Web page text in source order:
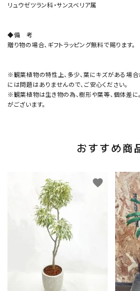
リュウゼツラン科・サンスベリア属
◆備 考
贈り物の場合、ギフトラッピング無料で賜ります。
※観葉植物の特性上、多少、葉にキズがある場合
には問題はありませんので、ご安心ください。
※観葉植物は生き物の為、樹形や葉等、個体差
がございます。
おすすめ商
favorite